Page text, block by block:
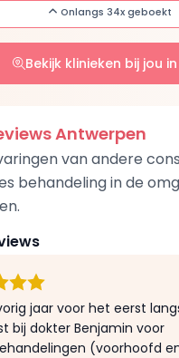
Onlangs 34x geboekt
Bekijk klinieken bij jou
Antwerpen
van andere
behandeling in de
jaar voor het eerst
bij dokter Benjamin voor
(voorhoofd